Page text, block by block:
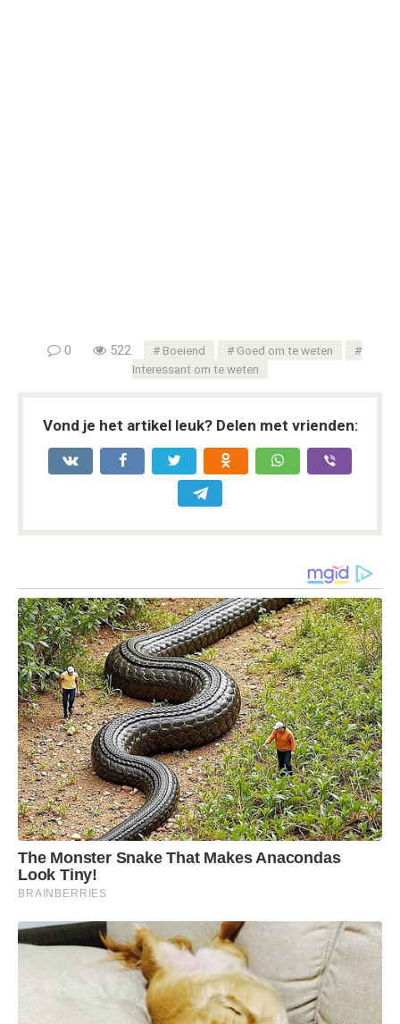
0 522 Boeiend
Goed om te weten
Interessant om te weten
Vond je het artikel leuk? Delen met vrienden: